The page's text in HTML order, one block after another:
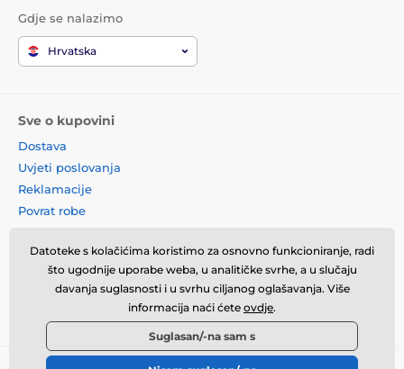
Gdje se nalazimo
Hrvatska
Sve o kupovini
Dostava
Uvjeti poslovanja
Reklamacije
Povrat robe
Načela o korištenju kolačića
Kontaktne informacije
Informacije o obradi osobnih
Datoteke s kolačićima koristimo za osnovno funkcioniranje, radi
što ugodnije uporabe weba, u analitičke svrhe, a u slučaju
davanja suglasnosti i u svrhu ciljanog oglašavanja. Više
informacija naći ćete ovdje.
Suglasan/-na sam s